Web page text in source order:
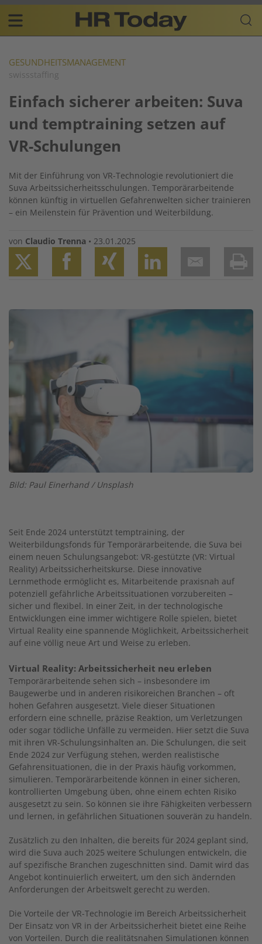
Skip
content
Plattform
für
Resources
navigation
DE
GESUNDHEITSMANAGEMENT
swissstaffing
Einfach sicherer arbeiten: Suva
und temptraining setzen auf
VR-Schulungen
Mit der Einführung von VR-Technologie revolutioniert die
Suva Arbeitssicherheitsschulungen. Temporärarbeitende
können künftig in virtuellen Gefahrenwelten sicher trainieren
– ein Meilenstein für Prävention und Weiterbildung.
von Claudio Trenna • 23.01.2025
Bild: Paul Einerhand / Unsplash
Seit Ende 2024 unterstützt temptraining, der
Weiterbildungsfonds für Temporärarbeitende, die Suva bei
einem neuen Schulungsangebot: VR-gestützte (VR: Virtual
Reality) Arbeitssicherheitskurse. Diese innovative
Lernmethode ermöglicht es, Mitarbeitende praxisnah auf
potenziell gefährliche Arbeitssituationen vorzubereiten –
sicher und flexibel. In einer Zeit, in der technologische
Entwicklungen eine immer wichtigere Rolle spielen, bietet
Virtual Reality eine spannende Möglichkeit, Arbeitssicherheit
auf eine völlig neue Art und Weise zu erleben.
Virtual Reality: Arbeitssicherheit neu erleben
Temporärarbeitende sehen sich – insbesondere im
Baugewerbe und in anderen risikoreichen Branchen – oft
hohen Gefahren ausgesetzt. Viele dieser Situationen
erfordern eine schnelle, präzise Reaktion, um Verletzungen
oder sogar tödliche Unfälle zu vermeiden. Hier setzt die Suva
mit ihren VR-Schulungsinhalten an. Die Schulungen, die seit
Ende 2024 zur Verfügung stehen, werden realistische
Gefahrensituationen, die in der Praxis häufig vorkommen,
simulieren. Temporärarbeitende können in einer sicheren,
kontrollierten Umgebung üben, ohne einem echten Risiko
ausgesetzt zu sein. So können sie ihre Fähigkeiten verbessern
und lernen, in gefährlichen Situationen souverän zu handeln.
Zusätzlich zu den Inhalten, die bereits für 2024 geplant sind,
wird die Suva auch 2025 weitere Schulungen entwickeln, die
auf spezifische Branchen zugeschnitten sind. Damit wird das
Angebot kontinuierlich erweitert, um den sich ändernden
Anforderungen der Arbeitswelt gerecht zu werden.
Die Vorteile der VR-Technologie im Bereich Arbeitssicherheit
Der Einsatz von VR in der Arbeitssicherheit bietet eine Reihe
von Vorteilen. Durch die realitätsnahen Simulationen können